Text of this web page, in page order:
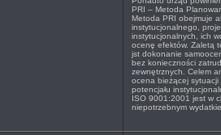
PRI – Metoda
Metoda PRI obejmuje
instytucjonalnego,
instytucjonalnych, ich
ocenę efektów. Zaletą
jst dokonanie
bez konieczności
zewnętrznych. Celem
ocena bieżącej
potencjału
ISO 9001:2001 jest w
niepotrzebnym